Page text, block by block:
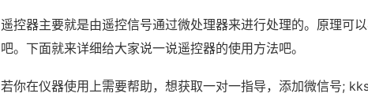
遥控器主要就是由遥控信号通过微处理器来进行处理的。原理可
吧。下面就来详细给大家说一说遥控器的使用方法吧。
若你在仪器使用上需要帮助，想获取一对一指导，添加微信号;